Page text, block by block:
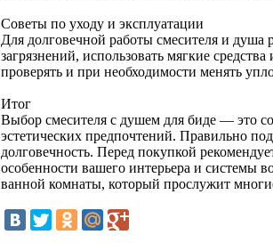
Советы по уходу и эксплуатации
Для долговечной работы смесителя и душа
загрязнений, использовать мягкие
проверять и при необходимости менять
Итог
Выбор смесителя с душем для биде — это
эстетических предпочтений. Правильно
долговечность. Перед покупкой
особенности вашего интерьера и системы
ванной комнаты, который прослужит